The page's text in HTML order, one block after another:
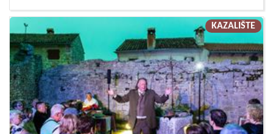
KAZALIŠTE